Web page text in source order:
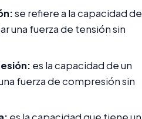
se refiere a la capacidad de
una fuerza de tensión sin
es la capacidad de un
fuerza de compresión sin